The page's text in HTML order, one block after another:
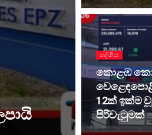
දේශීය
කොළඹ
12ක් ඉක්ම වූ
පිරිවැටුමක්